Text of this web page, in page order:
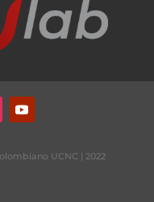
UCNC | 2022